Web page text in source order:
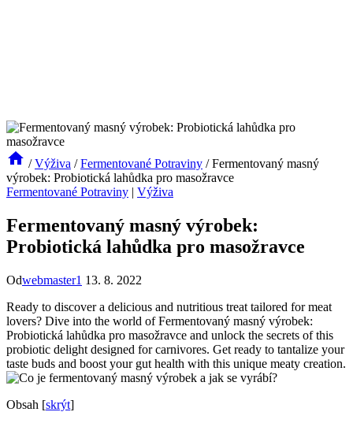
/ Výživa / Fermentované Potraviny / Fermentovaný masný
výrobek: Probiotická lahůdka pro masožravce
Fermentované Potraviny | Výživa
Fermentovaný masný výrobek:
Probiotická lahůdka pro masožravce
Odwebmaster1 13. 8. 2022
Ready to discover a delicious and nutritious treat tailored for meat
lovers? Dive into the world of Fermentovaný masný výrobek:
Probiotická lahůdka pro masožravce and unlock the secrets of this
probiotic delight designed for carnivores. Get ready to tantalize your
taste buds and boost your gut health with this unique meaty creation.
Obsah [skrýt]